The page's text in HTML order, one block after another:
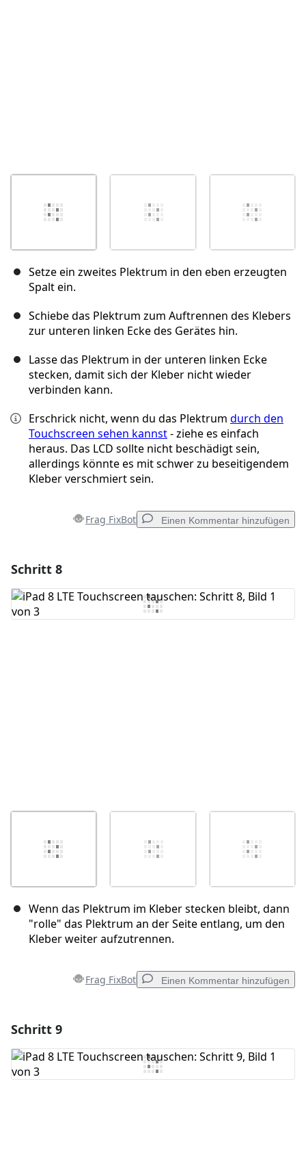
Setze ein zweites Plektrum in den eben erzeugten
Spalt ein.
Schiebe das Plektrum zum Auftrennen des Klebers
zur unteren linken Ecke des Gerätes hin.
Lasse das Plektrum in der unteren linken Ecke
stecken, damit sich der Kleber nicht wieder
verbinden kann.
Erschrick nicht, wenn du das Plektrum durch den
Touchscreen sehen kannst- ziehe es einfach
heraus. Das LCD sollte nicht beschädigt sein,
allerdings könnte es mit schwer zu beseitigendem
Kleber verschmiert sein.
Frag FixBot Einen Kommentar hinzufügen
Kommentar hinzufügen
Schritt 8
Wenn das Plektrum im Kleber stecken bleibt, dann
"rolle" das Plektrum an der Seite entlang, um den
Kleber weiter aufzutrennen.
Frag FixBot Einen Kommentar hinzufügen
Kommentar hinzufügen
Schritt 9